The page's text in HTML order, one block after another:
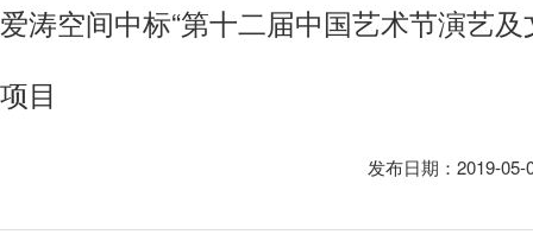
爱涛空间中标“第十二届中国艺术节演艺
项目
发布日期：2019-